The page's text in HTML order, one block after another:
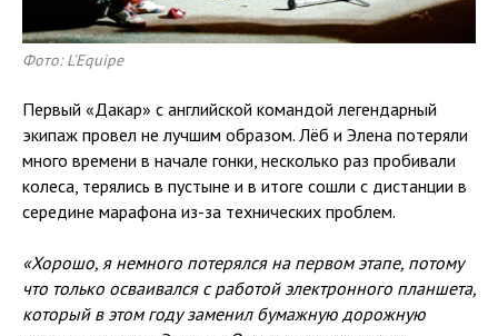
Фото: L'Equipe
Первый «Дакар» с английской командой легендарный
экипаж провел не лучшим образом. Лёб и Элена потеряли
много времени в начале гонки, несколько раз пробивали
колеса, терялись в пустыне и в итоге сошли с дистанции в
середине марафона из-за технических проблем.
«Хорошо, я немного потерялся на первом этапе, потому
что только осваивался с работой электронного планшета,
который в этом году заменил бумажную дорожную